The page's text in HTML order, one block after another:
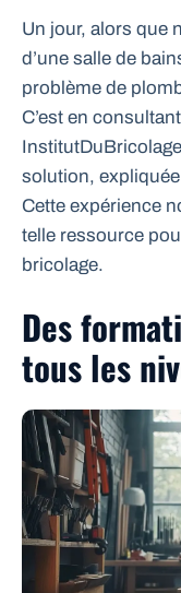
Un jour, alors que
d’une salle de
problème de
C’est en
solution,
Cette expérience
telle ressource
bricolage.
Des
tous les